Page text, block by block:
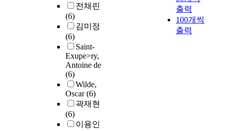
전채린
(6)
김미정
(6)
Saint-
Exupe>ry,
Antoine de
(6)
Wilde,
Oscar(6)
곽재현
(6)
이용인
출력
100개씩
출력